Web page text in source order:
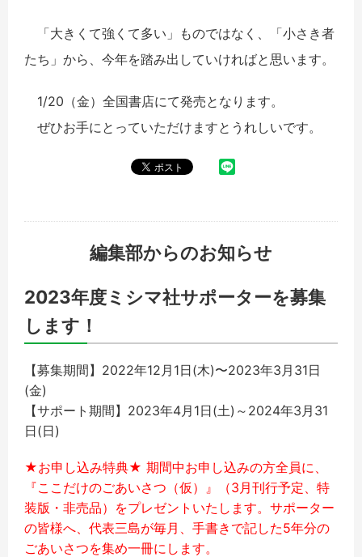
「大きくて強くて多い」ものではなく、「小さき者
たち」から、今年を踏み出していければと思います。
1/20（金）全国書店にて発売となります。
ぜひお手にとっていただけますとうれしいです。
編集部からのお知らせ
2023年度ミシマ社サポーターを募集
します！
【募集期間】2022年12月1日(木)〜2023年3月31日
(金)
【サポート期間】2023年4月1日(土)～2024年3月31
日(日)
★お申し込み特典★ 期間中お申し込みの方全員に、
『ここだけのごあいさつ（仮）』（3月刊行予定、 特
装版・非売品）をプレゼントいたします。サポーター
の皆様へ、代表三島が毎月、手書きで記した5年分の
ごあいさつを集め一冊にします。